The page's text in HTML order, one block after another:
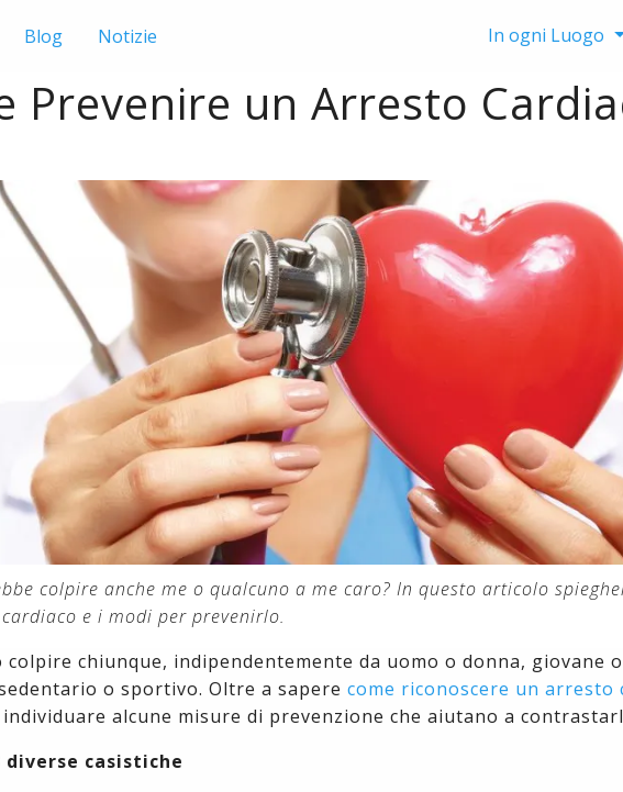
Blog Notizie In ogni Luogo
Prevenire un Arresto
colpire anche me o qualcuno a me caro? In questo articolo
e i modi per prevenirlo.
colpire chiunque, indipendentemente da uomo o donna, giovane
o sportivo. Oltre a sapere come riconoscere un arresto
alcune misure di prevenzione che aiutano a
diverse casistiche